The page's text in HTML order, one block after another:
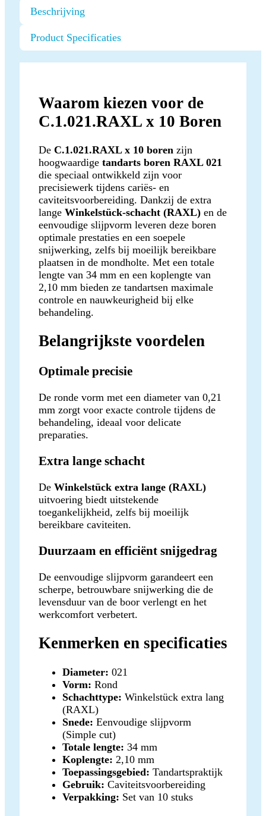
Beschrijving
Product Specificaties
Waarom kiezen voor de
C.1.021.RAXL x 10 Boren
De C.1.021.RAXL x 10 boren zijn
hoogwaardige tandarts boren RAXL 021
die speciaal ontwikkeld zijn voor
precisiewerk tijdens cariës- en
caviteitsvoorbereiding. Dankzij de extra
lange Winkelstück-schacht (RAXL) en de
eenvoudige slijpvorm leveren deze boren
optimale prestaties en een soepele
snijwerking, zelfs bij moeilijk bereikbare
plaatsen in de mondholte. Met een totale
lengte van 34 mm en een koplengte van
2,10 mm bieden ze tandartsen maximale
controle en nauwkeurigheid bij elke
behandeling.
Belangrijkste voordelen
Optimale precisie
De ronde vorm met een diameter van 0,21
mm zorgt voor exacte controle tijdens de
behandeling, ideaal voor delicate
preparaties.
Extra lange schacht
De Winkelstück extra lange (RAXL)
uitvoering biedt uitstekende
toegankelijkheid, zelfs bij moeilijk
bereikbare caviteiten.
Duurzaam en efficiënt snijgedrag
De eenvoudige slijpvorm garandeert een
scherpe, betrouwbare snijwerking die de
levensduur van de boor verlengt en het
werkcomfort verbetert.
Kenmerken en specificaties
Diameter: 021
Vorm: Rond
Schachttype: Winkelstück extra lang
(RAXL)
Snede: Eenvoudige slijpvorm
(Simple cut)
Totale lengte: 34 mm
Koplengte: 2,10 mm
Toepassingsgebied: Tandartspraktijk
Gebruik: Caviteitsvoorbereiding
Verpakking: Set van 10 stuks